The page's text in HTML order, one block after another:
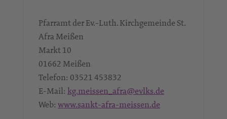
Pfarramt der Ev.-Luth. Kirchgemeinde St.
Afra Meißen
Markt 10
01662 Meißen
Telefon: 03521 453832
E-Mail: kg.meissen_afra@evlks.de
Web: www.sankt-afra-meissen.de